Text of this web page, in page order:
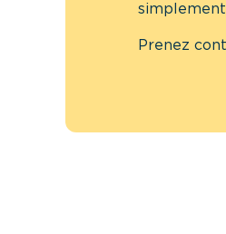
simplement
Prenez